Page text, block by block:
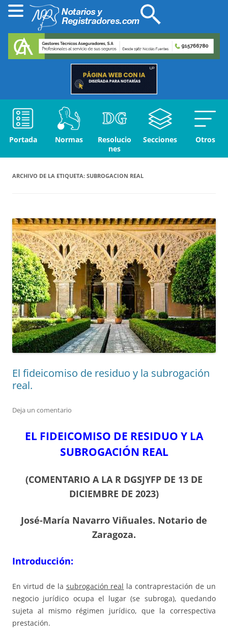
Portada Normas
Resolucio
nes
Secciones Otros
ARCHIVO DE LA ETIQUETA: SUBROGACION REAL
El fideicomiso de residuo y la subrogación
real.
Deja un comentario
EL FIDEICOMISO DE RESIDUO Y LA
SUBROGACIÓN REAL
(COMENTARIO A LA R DGSJYFP DE 13 DE
DICIEMBRE DE 2023)
José-María Navarro Viñuales. Notario de
Zaragoza.
Introducción:
En virtud de la subrogación real la contraprestación de un
negocio jurídico ocupa el lugar (se subroga), quedando
sujeta al mismo régimen jurídico, que la correspectiva
prestación.